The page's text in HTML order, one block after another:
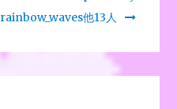
rainbow_waves他13人